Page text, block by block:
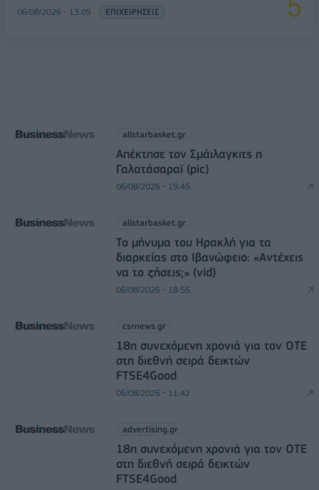
06/08/2026 - 13:05 ΕΠΙΧΕΙΡΗΣΕΙΣ
allstarbasket.gr
Απέκτησε τον Σμάιλαγκιτς η
Γαλατάσαραϊ (pic)
06/08/2026 - 19:45
allstarbasket.gr
Το μήνυμα του Ηρακλή για τα
διαρκείας στο Ιβανώφειο: «Αντέχεις
να το ζήσεις;» (vid)
06/08/2026 - 18:56
csrnews.gr
18η συνεχόμενη χρονιά για τον ΟΤΕ
στη διεθνή σειρά δεικτών
FTSE4Good
06/08/2026 - 11:42
advertising.gr
18η συνεχόμενη χρονιά για τον ΟΤΕ
στη διεθνή σειρά δεικτών
FTSE4Good